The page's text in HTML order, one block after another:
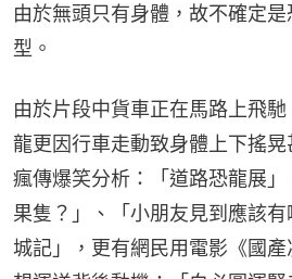
由於無頭只有身體，故不確定
型。
由於片段中貨車正在馬路上飛
龍更因行車走動致身體上下搖
瘋傳爆笑分析：「道路恐龍展
果隻？」、「小朋友見到應該
城記」，更有網民用電影《國